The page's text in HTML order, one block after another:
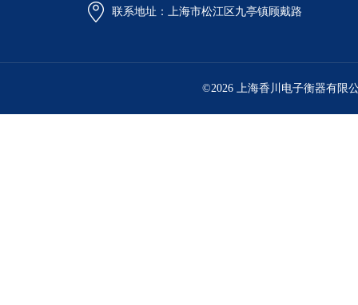
联系地址：上海市松江区九亭镇顾戴路
©2026 上海香川电子衡器有限